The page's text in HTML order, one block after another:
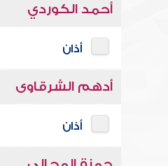
أحمد الكوردي
أذان
أدهم الشرقاوى
أذان